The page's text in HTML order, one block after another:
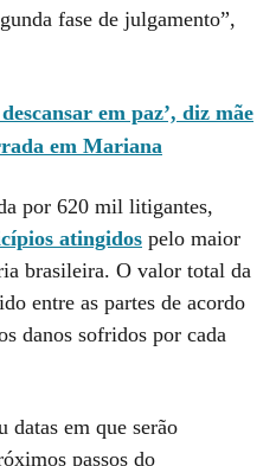
fase de julgamento”,
em paz’, diz mãe
em Mariana
por 620 mil litigantes,
atingidos pelo maior
brasileira. O valor total da
entre as partes de acordo
danos sofridos por cada
datas em que serão
passos do